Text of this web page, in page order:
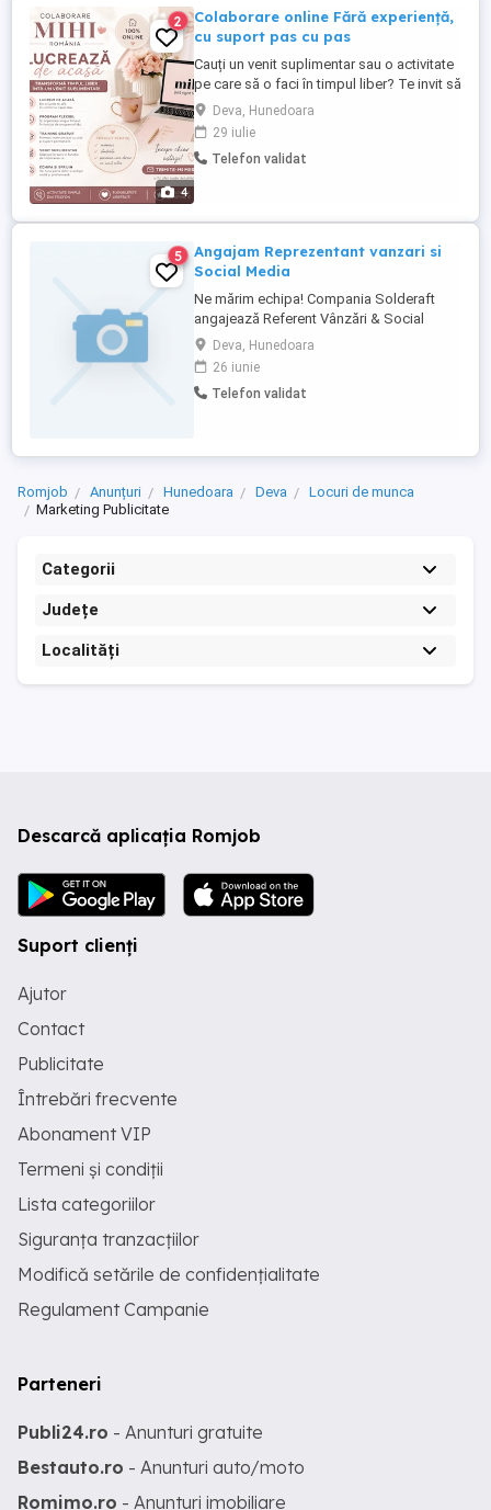
4
2
Colaborare online Fără experiență,
cu suport pas cu pas
Cauți un venit suplimentar sau o activitate
pe care să o faci în timpul liber? Te invit să
descoperi oportunitatea MIHI! Înscriere
GRATUITĂ Primești un bonus de 5 Euro la
crearea contului. Ai propriul magazin
online. Comenzile sunt procesate și livrate
Deva, Hunedoara
29 iulie
Telefon validat
5
Angajam Reprezentant vanzari si
Social Media
Ne mărim echipa! Compania Solderaft
angajează Referent Vânzări & Social
Media. Căutăm o persoană organizată,
atentă la detalii și comunicativă, care să
ne ajute în activitatea administrativă și de
promovare online. Responsabilități:
Deva, Hunedoara
26 iunie
Telefon validat
Romjob Anunțuri Hunedoara Deva
Locuri de munca
Marketing Publicitate
Categorii
Județe
Localități
Descarcă aplicația Romjob
Suport clienți
Ajutor
Contact
Publicitate
Întrebări frecvente
Abonament VIP
Termeni și condiții
Lista categoriilor
Siguranța tranzacțiilor
Modifică setările de confidențialitate
Regulament Campanie
Parteneri
Publi24.ro - Anunturi gratuite
Bestauto.ro - Anunturi auto/moto
Romimo.ro - Anunturi imobiliare